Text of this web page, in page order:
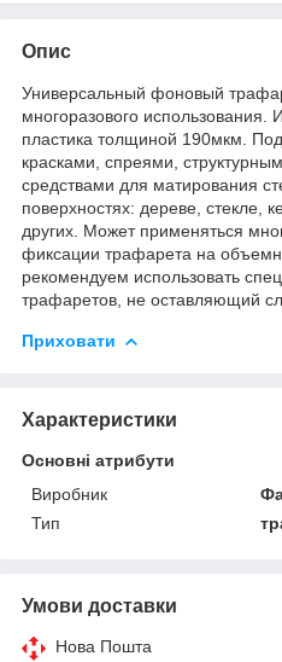
Опис
Универсальный фоновый
многоразового использования.
пластика толщиной 190мкм.
красками, спреями,
средствами для матирования
поверхностях: дереве, стекле,
других. Может применяться
фиксации трафарета на
рекомендуем использовать
трафаретов, не оставляющий
Приховати
Характеристики
Основні атрибути
Виробник
Тип
Умови доставки
Нова Пошта